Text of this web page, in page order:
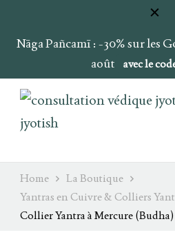
Nāga Pañcamī : -30% sur les
août
avec le
Ojas & Soma
Ray of Light
Home
La Boutique
Yantras en Cuivre & Colliers
Collier Yantra à Mercure